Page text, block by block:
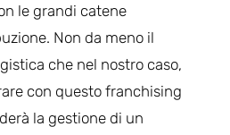
le grandi catene
Non da meno il
che nel nostro caso,
con questo franchising
la gestione di un